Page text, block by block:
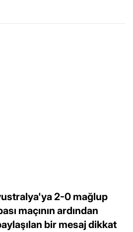
2-0 mağlup
maçının ardından
bir mesaj dikkat